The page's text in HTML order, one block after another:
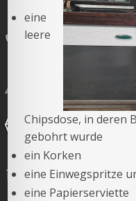
eine
leere
Chipsdose, in deren
gebohrt wurde
ein Korken
eine Einwegspritze
eine Papierserviette